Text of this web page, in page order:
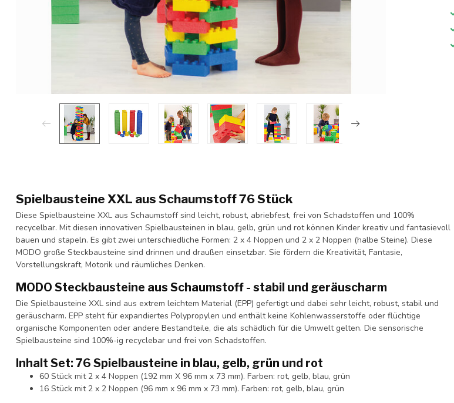
Spielbausteine XXL aus Schaumstoff 76 Stück
Diese Spielbausteine XXL aus Schaumstoff sind leicht, robust, abriebfest, frei von Schadstoffen und 100%
recycelbar. Mit diesen innovativen Spielbausteinen in blau, gelb, grün und rot können Kinder kreativ und fantasievoll
bauen und stapeln. Es gibt zwei unterschiedliche Formen: 2 x 4 Noppen und 2 x 2 Noppen (halbe Steine). Diese
MODO große Steckbausteine sind drinnen und draußen einsetzbar. Sie fördern die Kreativität, Fantasie,
Vorstellungskraft, Motorik und räumliches Denken.
MODO Steckbausteine aus Schaumstoff - stabil und geräuscharm
Die Spielbausteine XXL sind aus extrem leichtem Material (EPP) gefertigt und dabei sehr leicht, robust, stabil und
geräuscharm. EPP steht für expandiertes Polypropylen und enthält keine Kohlenwasserstoffe oder flüchtige
organische Komponenten oder andere Bestandteile, die als schädlich für die Umwelt gelten. Die sensorische
Spielbausteine sind 100%-ig recyclebar und frei von Schadstoffen.
Inhalt Set: 76 Spielbausteine in blau, gelb, grün und rot
60 Stück mit 2 x 4 Noppen (192 mm X 96 mm x 73 mm). Farben: rot, gelb, blau, grün
16 Stück mit 2 x 2 Noppen (96 mm x 96 mm x 73 mm). Farben: rot, gelb, blau, grün